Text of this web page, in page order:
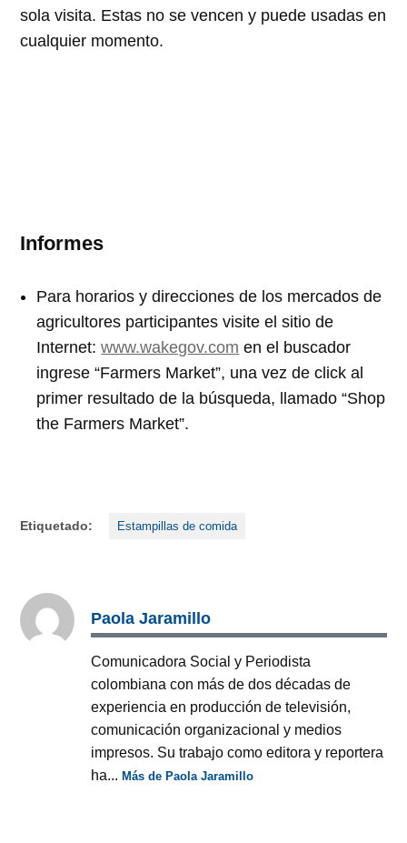
sola visita. Estas no se vencen y puede usadas en
cualquier momento.
Informes
Para horarios y direcciones de los mercados de
agricultores participantes visite el sitio de
Internet:www.wakegov.com en el buscador
ingrese “Farmers Market”, una vez de click al
primer resultado de la búsqueda, llamado “Shop
the Farmers Market”.
Etiquetado: Estampillas de comida
Paola Jaramillo
Comunicadora Social y Periodista
colombiana con más de dos décadas de
experiencia en producción de televisión,
comunicación organizacional y medios
impresos. Su trabajo como editora y reportera
ha...Más de Paola Jaramillo